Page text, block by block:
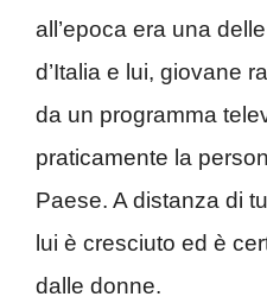
all’epoca era una
d’Italia e lui, giovane
da un programma
praticamente la
Paese. A distanza di
lui è cresciuto ed è
dalle donne.